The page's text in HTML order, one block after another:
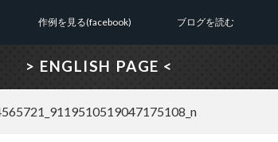
作例を見る(facebook) ブログを読む
> ENGLISH PAGE <